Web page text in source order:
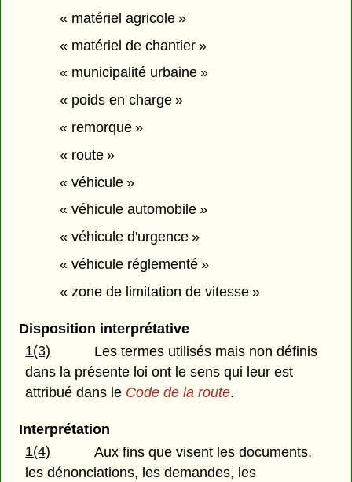
« matériel agricole »
« matériel de chantier »
« municipalité urbaine »
« poids en charge »
« remorque »
« route »
« véhicule »
« véhicule automobile »
« véhicule d'urgence »
« véhicule réglementé »
« zone de limitation de vitesse »
Disposition interprétative
1(3)
Les termes utilisés mais non définis
dans la présente loi ont le sens qui leur est
attribué dans le Code de la route.
Interprétation
1(4)
Aux fins que visent les documents,
les dénonciations, les demandes, les